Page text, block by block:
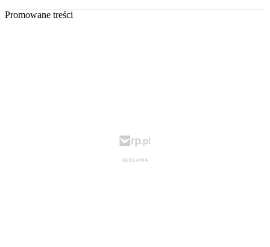
Promowane treści